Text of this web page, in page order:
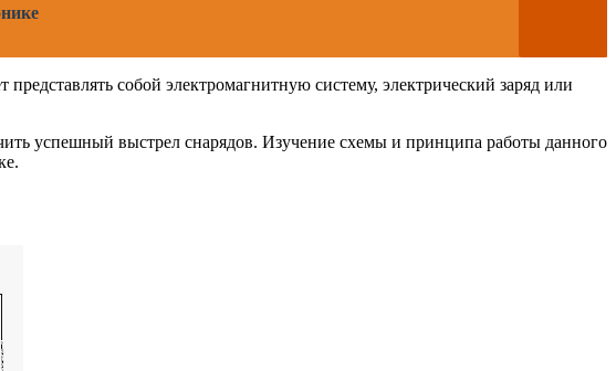
собой электромагнитную систему, электрический заряд или
успешный выстрел снарядов. Изучение схемы и принципа работы данного